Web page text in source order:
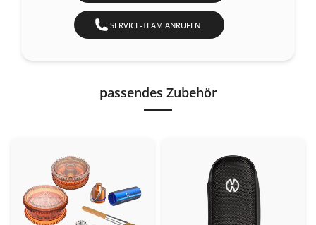
SERVICE-TEAM ANRUFEN
passendes Zubehör